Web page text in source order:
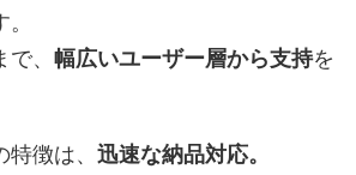
、 幅広いユーザー層から支持を
徴は、 迅速な納品対応。